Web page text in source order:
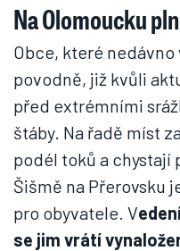
Na Olomoucku
Obce, které
povodně, již kvůli
před extrémními
štáby. Na řadě míst
podél toků a chystají
Šišmě na Přerovsku
pro obyvatele. V
se jim vrátí